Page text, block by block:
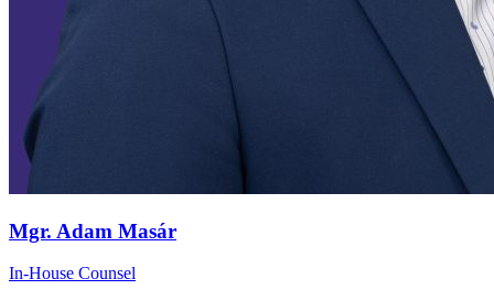
Mgr. Adam Masár
In-House Counsel